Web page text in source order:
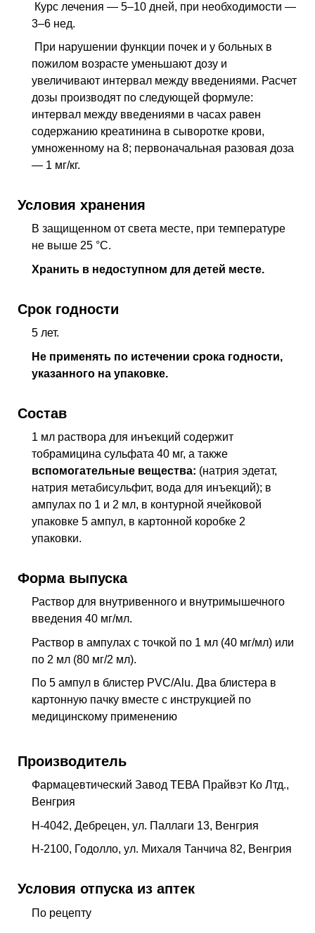
Курс лечения — 5–10 дней, при необходимости —
3–6 нед.
При нарушении функции почек и у больных в
пожилом возрасте уменьшают дозу и
увеличивают интервал между введениями. Расчет
дозы производят по следующей формуле:
интервал между введениями в часах равен
содержанию креатинина в сыворотке крови,
умноженному на 8; первоначальная разовая доза
— 1 мг/кг.
Условия хранения
В защищенном от света месте, при температуре
не выше 25 °C.
Хранить в недоступном для детей месте.
Срок годности
5 лет.
Не применять по истечении срока годности,
указанного на упаковке.
Состав
1 мл раствора для инъекций содержит
тобрамицина сульфата 40 мг, а также
вспомогательные вещества: (натрия эдетат,
натрия метабисульфит, вода для инъекций); в
ампулах по 1 и 2 мл, в контурной ячейковой
упаковке 5 ампул, в картонной коробке 2
упаковки.
Форма выпуска
Раствор для внутривенного и внутримышечного
введения 40 мг/мл.
Раствор в ампулах с точкой по 1 мл (40 мг/мл) или
по 2 мл (80 мг/2 мл).
По 5 ампул в блистер PVC/Alu. Два блистера в
картонную пачку вместе с инструкцией по
медицинскому применению
Производитель
Фармацевтический Завод ТЕВА Прайвэт Ко Лтд.,
Венгрия
Н-4042, Дебрецен, ул. Паллаги 13, Венгрия
Н-2100, Годолло, ул. Михаля Танчича 82, Венгрия
Условия отпуска из аптек
По рецепту